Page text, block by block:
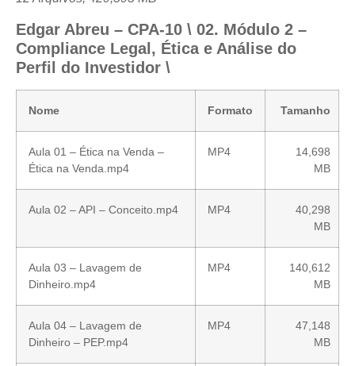
Edgar Abreu – CPA-10 \ 02. Módulo 2 –
Compliance Legal, Ética e Análise do
Perfil do Investidor \
Nome Formato Tamanho
Aula 01 – Ética na Venda –
Ética na Venda.mp4
MP4
14,698
MB
Aula 02 – API – Conceito.mp4 MP4
40,298
MB
Aula 03 – Lavagem de
Dinheiro.mp4
MP4
140,612
MB
Aula 04 – Lavagem de
Dinheiro – PEP.mp4
MP4
47,148
MB